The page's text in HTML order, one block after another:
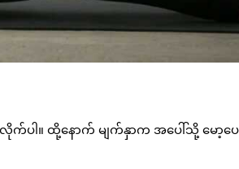
ပါ။ ထို့နောက် မျက်နှာက အပေါ်သို့ မော့ပ